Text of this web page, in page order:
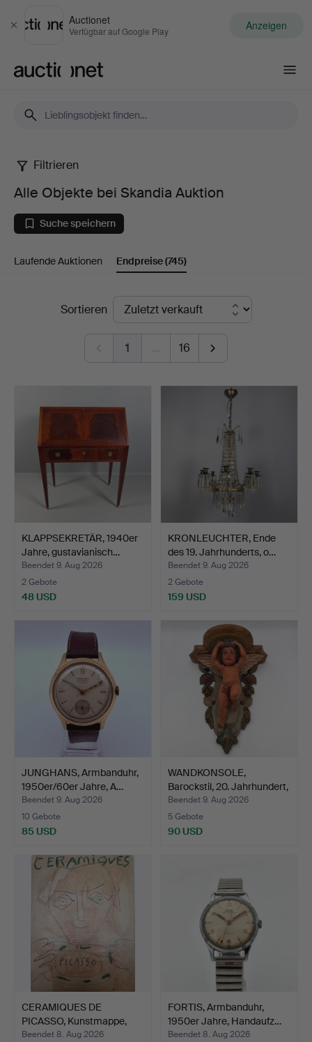
Schließen
Auctionet
Verfügbar auf Google Play Anzeigen
Alle
Objekte
bei
Skandia
Auktion
Filtrieren
Alle Objekte bei Skandia Auktion
Suche speichern
Laufende Auktionen Endpreise(745)
EndpreiseSortieren
1 … 16
KLAPPSEKRETÄR, 1940er
Jahre, gustavianisch…
Beendet 9. Aug 2026
2 Gebote
48 USD
KRONLEUCHTER, Ende
des 19. Jahrhunderts, o…
Beendet 9. Aug 2026
2 Gebote
159 USD
JUNGHANS, Armbanduhr,
1950er/60er Jahre, A…
Beendet 9. Aug 2026
10 Gebote
85 USD
WANDKONSOLE,
Barockstil, 20. Jahrhundert,
…
Beendet 9. Aug 2026
5 Gebote
90 USD
CERAMIQUES DE
PICASSO, Kunstmappe,
Suzanne…
Beendet 8. Aug 2026
FORTIS, Armbanduhr,
1950er Jahre, Handaufz…
Beendet 8. Aug 2026